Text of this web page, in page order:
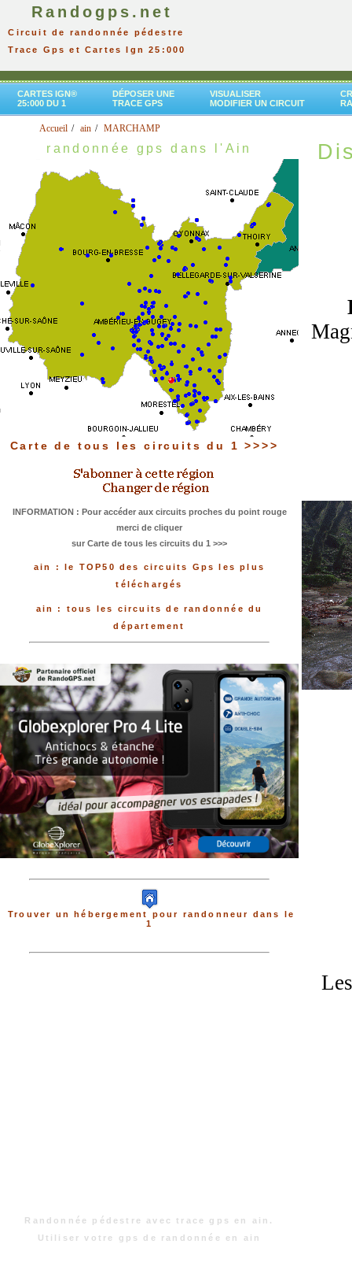
Randogps.net
Circuit de randonnée pédestre
Trace Gps et Cartes Ign 25:000
CARTES IGN®
25:000 DU 1
DÉPOSER UNE
TRACE GPS
VISUALISER
MODIFIER UN CIRCUIT
Accueil ain MARCHAMP
randonnée gps dans l'Ain
Carte de tous les circuits du 1 >>>>
INFORMATION : Pour accéder aux circuits proches du point rouge
merci de cliquer
sur Carte de tous les circuits du 1 >>>
ain : le TOP50 des circuits Gps les plus
téléchargés
ain : tous les circuits de randonnée du
département
Trouver un hébergement pour randonneur dans le
1
Randonnée pédestre avec trace gps en ain.
Utiliser votre gps de randonnée en ain